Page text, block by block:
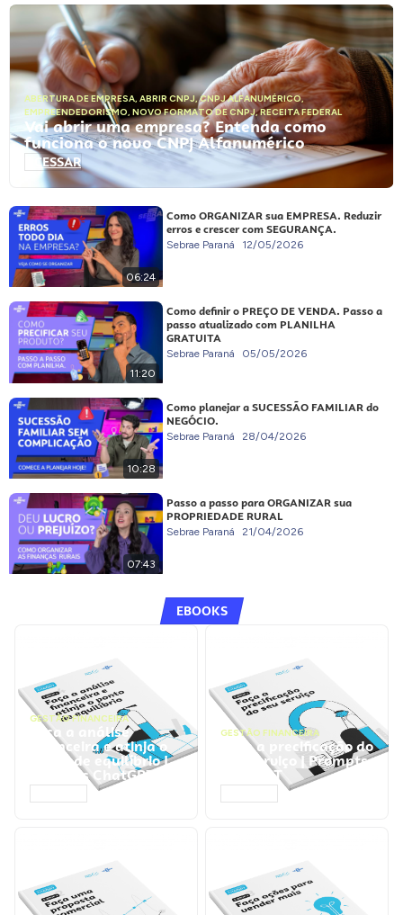
ABERTURA DE EMPRESA, ABRIR CNPJ,CNPJ ALFANUMÉRICO,
EMPREENDEDORISMO, NOVO FORMATO DE CNPJ,RECEITA FEDERAL
Vai abrir uma empresa? Entenda como
funciona o novo CNPJ Alfanumérico
ACESSAR
06:24
Como ORGANIZAR sua EMPRESA. Reduzir
erros e crescer com SEGURANÇA.
Sebrae Paraná 12/05/2026
11:20
Como definir o PREÇO DE VENDA. Passo a
passo atualizado com PLANILHA
GRATUITA
Sebrae Paraná 05/05/2026
10:28
Como planejar a SUCESSÃO FAMILIAR do
NEGÓCIO.
Sebrae Paraná 28/04/2026
07:43
Passo a passo para ORGANIZAR sua
PROPRIEDADE RURAL
Sebrae Paraná 21/04/2026
EBOOKS
GESTÃO FINANCEIRA
Faça a análise
financeira e atinja o
ponto de equilíbrio |
Prompts ChatGPT
GESTÃO FINANCEIRA
Faça a precificação do
seu serviço | Prompts
ChatGPT